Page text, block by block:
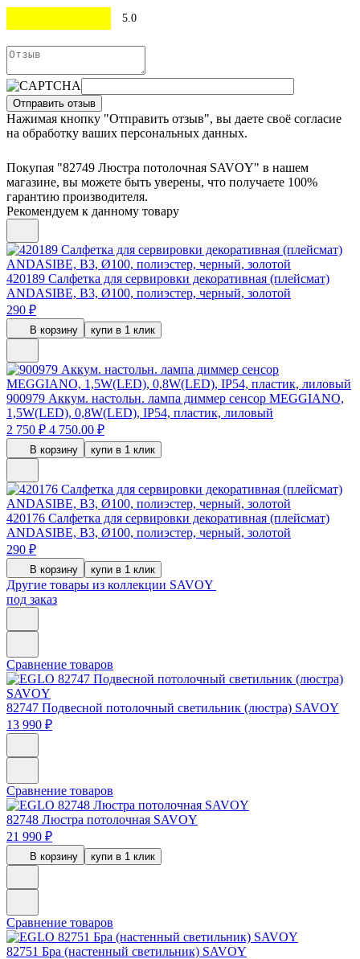
5.0
Отправить отзыв
Нажимая кнопку "Отправить отзыв", вы даете своё согласие
на обработку ваших персональных данных.
Покупая "82749 Люстра потолочная SAVOY" в нашем
магазине, вы можете быть уверены, что получаете 100%
гарантию производителя.
Рекомендуем к данному товару
420189 Салфетка для сервировки декоративная (плейсмат)
ANDASIBE, B3, Ø100, полиэстер, черный, золотой
290 ₽
В корзину купи в 1 клик
900979 Аккум. настольн. лампа диммер сенсор MEGGIANO,
1,5W(LED), 0,8W(LED), IP54, пластик, лиловый
2 750 ₽ 4 750.00 ₽
В корзину купи в 1 клик
420176 Салфетка для сервировки декоративная (плейсмат)
ANDASIBE, B3, Ø100, полиэстер, черный, золотой
290 ₽
В корзину купи в 1 клик
Другие товары из коллекции SAVOY
под заказ
Сравнение товаров
82747 Подвесной потолочный светильник (люстра) SAVOY
13 990 ₽
Сравнение товаров
82748 Люстра потолочная SAVOY
21 990 ₽
В корзину купи в 1 клик
Сравнение товаров
82751 Бра (настенный светильник) SAVOY